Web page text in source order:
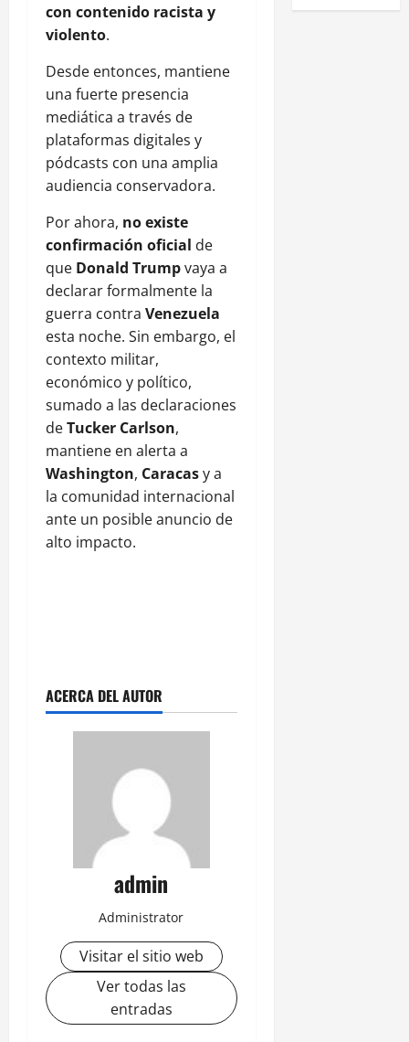
con contenido racista y
violento.
Desde entonces, mantiene
una fuerte presencia
mediática a través de
plataformas digitales y
pódcasts con una amplia
audiencia conservadora.
Por ahora, no existe
confirmación oficial de
que Donald Trumpvaya a
declarar formalmente la
guerra contra Venezuela
esta noche. Sin embargo, el
contexto militar,
económico y político,
sumado a las declaraciones
deTucker Carlson,
mantiene en alerta a
Washington, Caracasy a
la comunidad internacional
ante un posible anuncio de
alto impacto.
ACERCA DEL AUTOR
admin
Administrator
Visitar el sitio web
Ver todas las
entradas